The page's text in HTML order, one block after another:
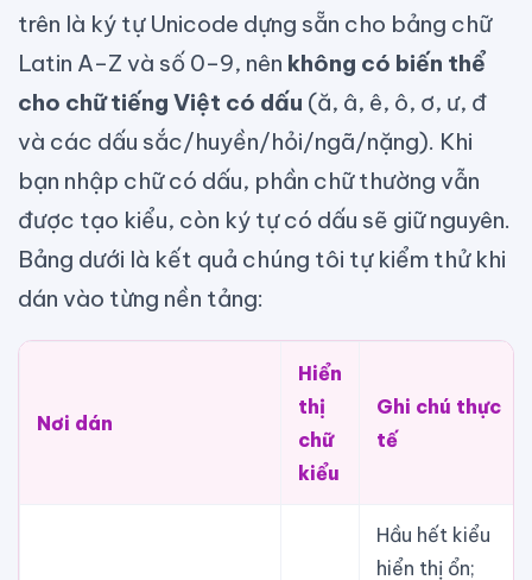
trên là ký tự Unicode dựng sẵn cho bảng chữ
Latin A–Z và số 0–9, nên không có biến thể
cho chữ tiếng Việt có dấu (ă, â, ê, ô, ơ, ư, đ
và các dấu sắc/huyền/hỏi/ngã/nặng). Khi
bạn nhập chữ có dấu, phần chữ thường vẫn
được tạo kiểu, còn ký tự có dấu sẽ giữ nguyên.
Bảng dưới là kết quả chúng tôi tự kiểm thử khi
dán vào từng nền tảng:
Nơi dán
Hiển
thị
chữ
kiểu
Ghi chú thực
tế
Hầu hết kiểu
hiển thị ổn;